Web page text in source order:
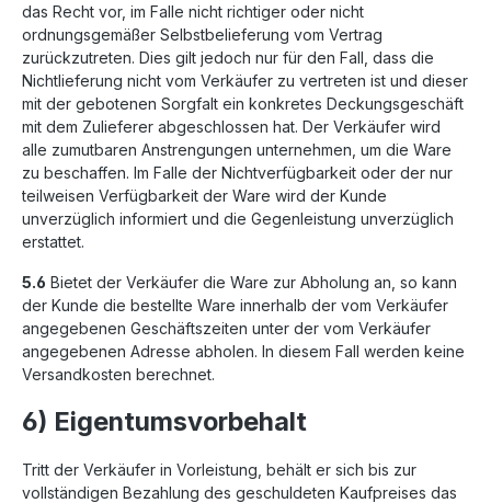
das Recht vor, im Falle nicht richtiger oder nicht
ordnungsgemäßer Selbstbelieferung vom Vertrag
zurückzutreten. Dies gilt jedoch nur für den Fall, dass die
Nichtlieferung nicht vom Verkäufer zu vertreten ist und dieser
mit der gebotenen Sorgfalt ein konkretes Deckungsgeschäft
mit dem Zulieferer abgeschlossen hat. Der Verkäufer wird
alle zumutbaren Anstrengungen unternehmen, um die Ware
zu beschaffen. Im Falle der Nichtverfügbarkeit oder der nur
teilweisen Verfügbarkeit der Ware wird der Kunde
unverzüglich informiert und die Gegenleistung unverzüglich
erstattet.
5.6 Bietet der Verkäufer die Ware zur Abholung an, so kann
der Kunde die bestellte Ware innerhalb der vom Verkäufer
angegebenen Geschäftszeiten unter der vom Verkäufer
angegebenen Adresse abholen. In diesem Fall werden keine
Versandkosten berechnet.
6) Eigentumsvorbehalt
Tritt der Verkäufer in Vorleistung, behält er sich bis zur
vollständigen Bezahlung des geschuldeten Kaufpreises das